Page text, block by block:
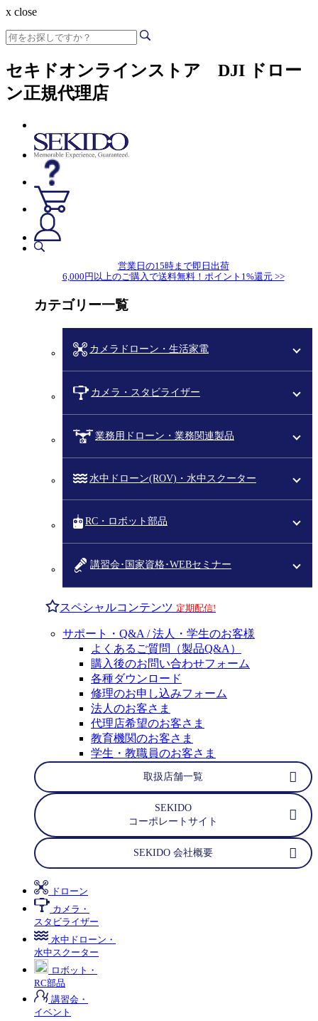
x close
セキドオンラインストア DJI ドロー
ン正規代理店
営業日の15時まで即日出荷
6,000円以上のご購入で送料無料！ポイント1%還元 >>
カテゴリー一覧
カメラドローン・生活家電
カメラ・スタビライザー
業務用ドローン・業務関連製品
水中ドローン(ROV)・水中スクーター
RC・ロボット部品
講習会･国家資格･WEBセミナー
スペシャルコンテンツ 定期配信!
サポート・Q&A / 法人・学生のお客様
よくあるご質問（製品Q&A）
購入後のお問い合わせフォーム
各種ダウンロード
修理のお申し込みフォーム
法人のお客さま
代理店希望のお客さま
教育機関のお客さま
学生・教職員のお客さま
取扱店舗一覧
SEKIDO
コーポレートサイト
SEKIDO 会社概要
ドローン
カメラ・
スタビライザー
水中ドローン・
水中スクーター
ロボット・
RC部品
講習会・
イベント